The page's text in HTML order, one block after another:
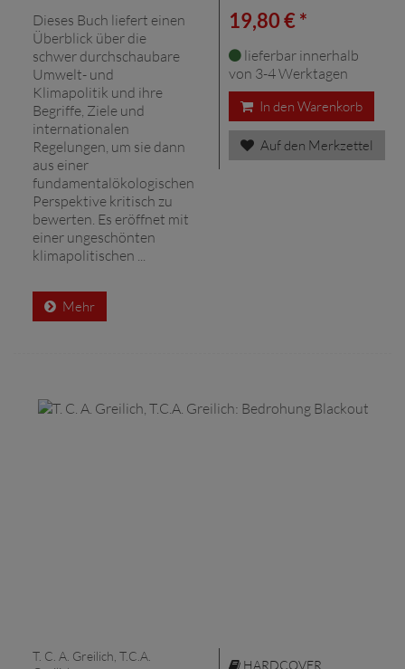
Dieses Buch liefert einen
Überblick über die
schwer durchschaubare
Umwelt- und
Klimapolitik und ihre
Begriffe, Ziele und
internationalen
Regelungen, um sie dann
aus einer
fundamentalökologischen
Perspektive kritisch zu
bewerten. Es eröffnet mit
einer ungeschönten
klimapolitischen ...
Mehr
19,80 € *
lieferbar innerhalb
von 3-4 Werktagen
In den Warenkorb
Auf den Merkzettel
T. C. A. Greilich, T.C.A.
HARDCOVER